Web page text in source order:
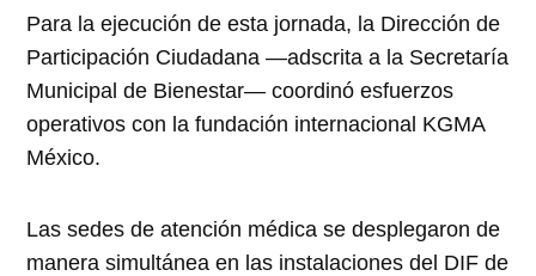
Para la ejecución de esta jornada, la Dirección de
Participación Ciudadana —adscrita a la Secretaría
Municipal de Bienestar— coordinó esfuerzos
operativos con la fundación internacional KGMA
México.
Las sedes de atención médica se desplegaron de
manera simultánea en las instalaciones del DIF de